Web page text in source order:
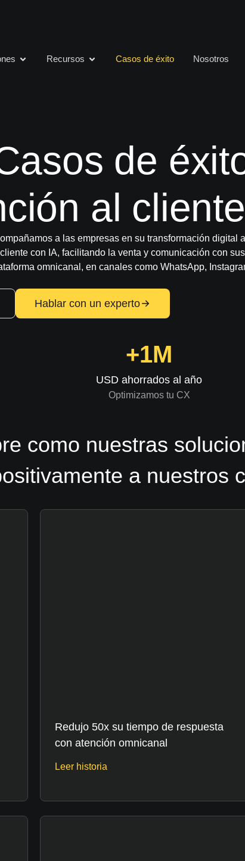
Recursos Casos de éxito Nosotros
de
al
a las empresas en su transformación digital
con IA, facilitando la venta y comunicación con
omnicanal, en canales como WhatsApp,
Hablar con un experto
+1M
USD ahorrados al año
Optimizamos tu CX
como nuestras
a nuestros
Redujo 50x su tiempo de respuesta
con atención omnicanal
Leer historia